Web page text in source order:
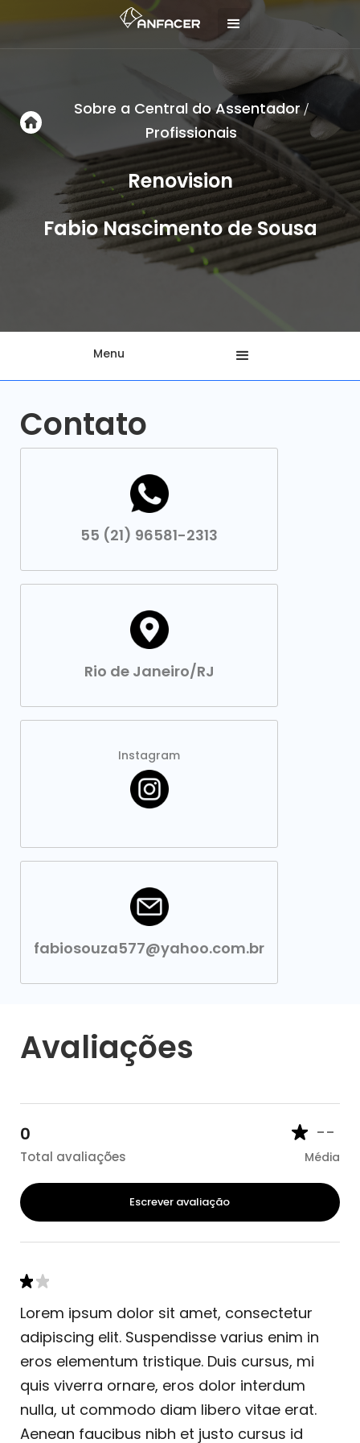
Sobre a Central do Assentador/
Profissionais
Renovision
Fabio Nascimento de Sousa
Menu
Contato
55 (21) 96581-2313
Rio de Janeiro/RJ
Instagram
fabiosouza577@yahoo.com.br
Avaliações
0
Total avaliações
--
Média
Escrever avaliação
Lorem ipsum dolor sit amet, consectetur
adipiscing elit. Suspendisse varius enim in
eros elementum tristique. Duis cursus, mi
quis viverra ornare, eros dolor interdum
nulla, ut commodo diam libero vitae erat.
Aenean faucibus nibh et justo cursus id